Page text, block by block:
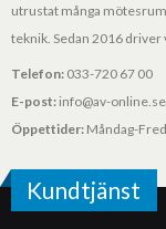
utrustat många
teknik. Sedan 2016 driver
Telefon: 033-720 67 00
E-post: info@av-online.se
Öppettider: Måndag-
Kundtjänst